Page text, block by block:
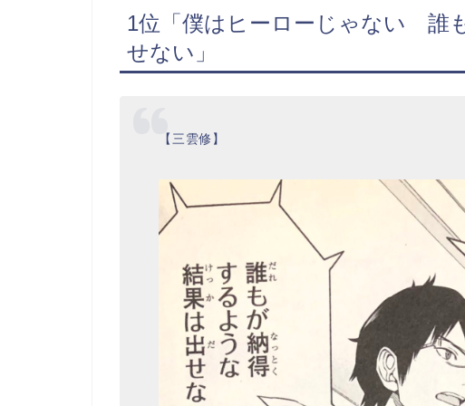
1位「僕はヒーローじゃない 誰
せない」
【三雲修】